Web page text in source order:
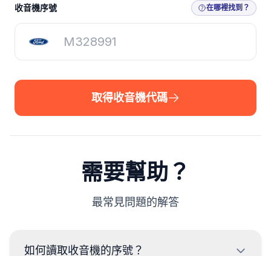
取得收音機代碼
收音機序號 在哪裡找到？
取得收音機代碼
需要幫助？
最常見問題的解答
如何讀取收音機的序號？